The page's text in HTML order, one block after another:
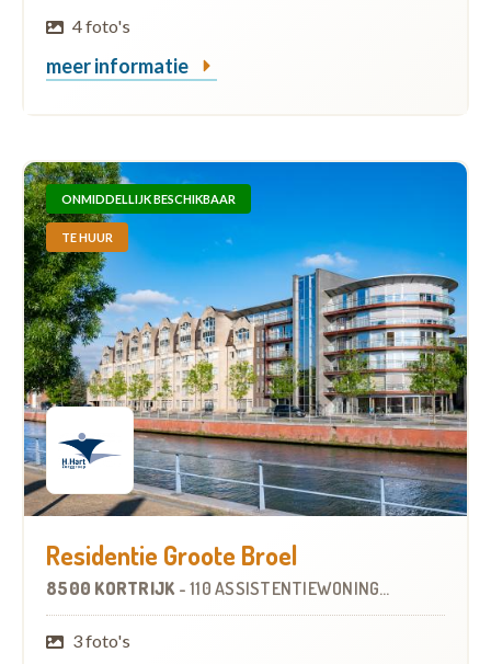
4 foto's
meer informatie
ONMIDDELLIJK BESCHIKBAAR
TE HUUR
Residentie Groote Broel
8500 KORTRIJK - 110 ASSISTENTIEWONINGEN
3 foto's